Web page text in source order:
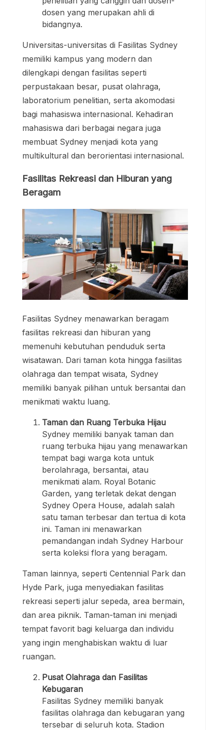
dosen yang merupakan ahli di
bidangnya.
Universitas-universitas di Fasilitas Sydney
memiliki kampus yang modern dan
dilengkapi dengan fasilitas seperti
perpustakaan besar, pusat olahraga,
laboratorium penelitian, serta akomodasi
bagi mahasiswa internasional. Kehadiran
mahasiswa dari berbagai negara juga
membuat Sydney menjadi kota yang
multikultural dan berorientasi internasional.
Fasilitas Rekreasi dan Hiburan yang
Beragam
Fasilitas Sydney menawarkan beragam
fasilitas rekreasi dan hiburan yang
memenuhi kebutuhan penduduk serta
wisatawan. Dari taman kota hingga fasilitas
olahraga dan tempat wisata, Sydney
memiliki banyak pilihan untuk bersantai dan
menikmati waktu luang.
Taman dan Ruang Terbuka Hijau
Sydney memiliki banyak taman dan
ruang terbuka hijau yang menawarkan
tempat bagi warga kota untuk
berolahraga, bersantai, atau
menikmati alam. Royal Botanic
Garden, yang terletak dekat dengan
Sydney Opera House, adalah salah
satu taman terbesar dan tertua di kota
ini. Taman ini menawarkan
pemandangan indah Sydney Harbour
serta koleksi flora yang beragam.
Taman lainnya, seperti Centennial Park dan
Hyde Park, juga menyediakan fasilitas
rekreasi seperti jalur sepeda, area bermain,
dan area piknik. Taman-taman ini menjadi
tempat favorit bagi keluarga dan individu
yang ingin menghabiskan waktu di luar
ruangan.
Pusat Olahraga dan Fasilitas
Kebugaran
Fasilitas Sydney memiliki banyak
fasilitas olahraga dan kebugaran yang
tersebar di seluruh kota. Stadion